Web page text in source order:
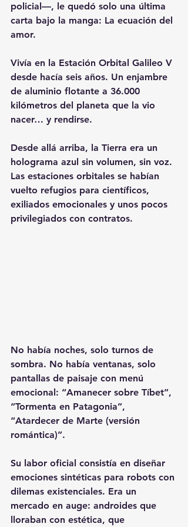
policial—, le quedó solo una última
carta bajo la manga: La ecuación del
amor.
Vivía en la Estación Orbital Galileo V
desde hacía seis años. Un enjambre
de aluminio flotante a 36.000
kilómetros del planeta que la vio
nacer… y rendirse.
Desde allá arriba, la Tierra era un
holograma azul sin volumen, sin voz.
Las estaciones orbitales se habían
vuelto refugios para científicos,
exiliados emocionales y unos pocos
privilegiados con contratos.
No había noches, solo turnos de
sombra. No había ventanas, solo
pantallas de paisaje con menú
emocional: “Amanecer sobre Tíbet”,
“Tormenta en Patagonia”,
“Atardecer de Marte (versión
romántica)”.
Su labor oficial consistía en diseñar
emociones sintéticas para robots con
dilemas existenciales. Era un
mercado en auge: androides que
lloraban con estética, que